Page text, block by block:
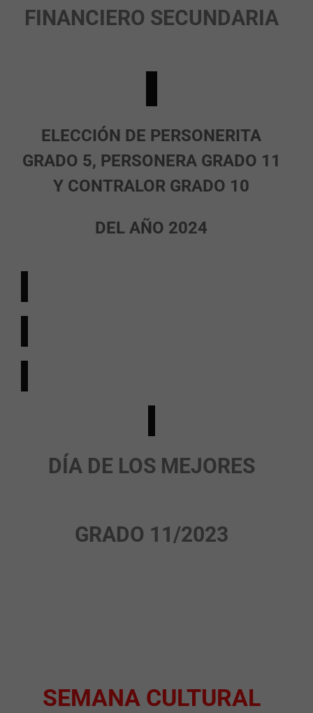
FINANCIERO SECUNDARIA
ELECCIÓN DE PERSONERITA
GRADO 5, PERSONERA GRADO 11
Y CONTRALOR GRADO 10
DEL AÑO 2024
DÍA DE LOS MEJORES
GRADO 11/2023
SEMANA CULTURAL